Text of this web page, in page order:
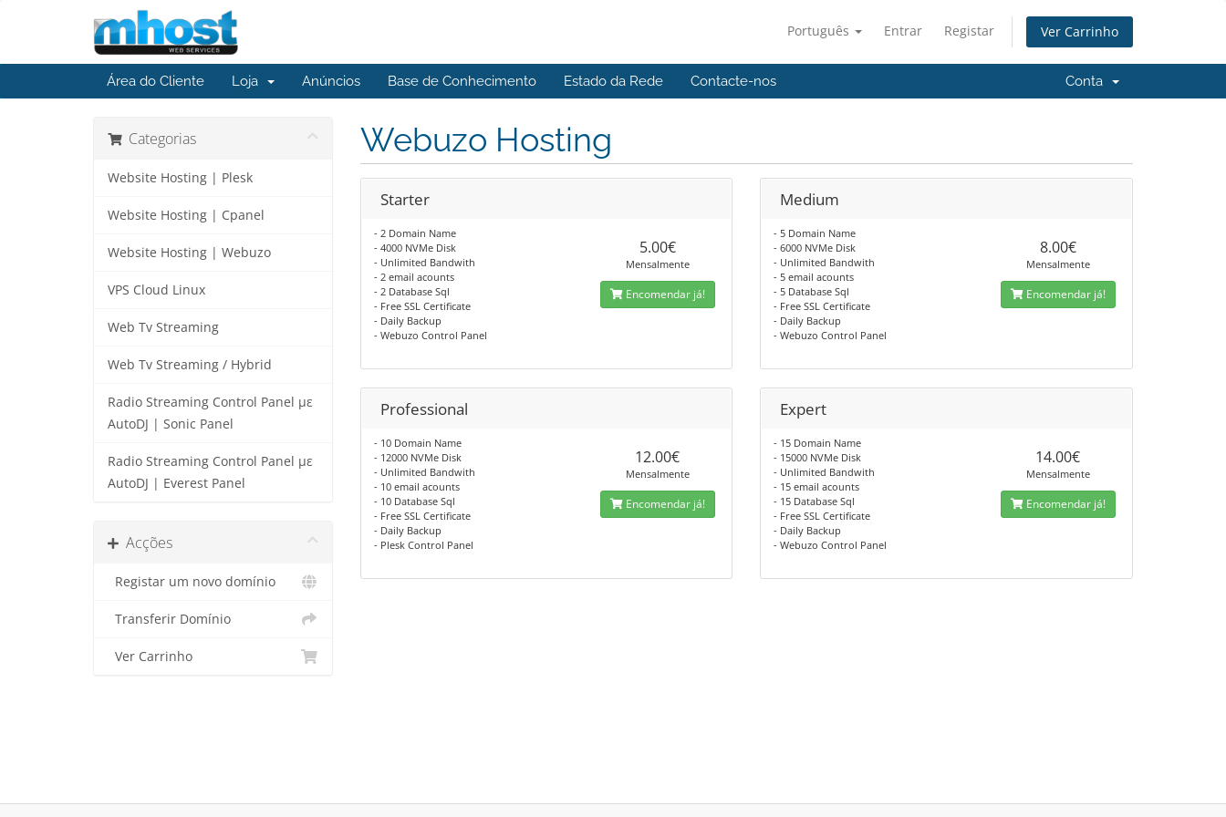
Português Entrar Registar Ver Carrinho
Área do Cliente Loja Anúncios Base de Conhecimento Estado da Rede Contacte-nos Conta
Categorias
Website Hosting | Plesk
Website Hosting | Cpanel
Website Hosting | Webuzo
VPS Cloud Linux
Web Tv Streaming
Web Tv Streaming / Hybrid
Radio Streaming Control Panel με
AutoDJ | Sonic Panel
Radio Streaming Control Panel με
AutoDJ | Everest Panel
Acções
Registar um novo domínio
Transferir Domínio
Ver Carrinho
Webuzo Hosting
Starter
- 2 Domain Name
- 4000 NVMe Disk
- Unlimited Bandwith
- 2 email acounts
- 2 Database Sql
- Free SSL Certificate
- Daily Backup
- Webuzo Control Panel
5.00€
Mensalmente
Encomendar já!
Medium
- 5 Domain Name
- 6000 NVMe Disk
- Unlimited Bandwith
- 5 email acounts
- 5 Database Sql
- Free SSL Certificate
- Daily Backup
- Webuzo Control Panel
8.00€
Mensalmente
Encomendar já!
Professional
- 10 Domain Name
- 12000 NVMe Disk
- Unlimited Bandwith
- 10 email acounts
- 10 Database Sql
- Free SSL Certificate
- Daily Backup
- Plesk Control Panel
12.00€
Mensalmente
Encomendar já!
Expert
- 15 Domain Name
- 15000 NVMe Disk
- Unlimited Bandwith
- 15 email acounts
- 15 Database Sql
- Free SSL Certificate
- Daily Backup
- Webuzo Control Panel
14.00€
Mensalmente
Encomendar já!